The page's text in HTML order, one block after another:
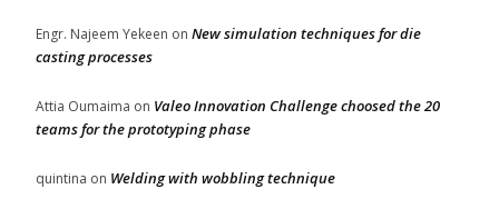
Engr. Najeem Yekeen on New simulation techniques for die
casting processes
Attia Oumaima on Valeo Innovation Challenge choosed the 20
teams for the prototyping phase
quintina on Welding with wobbling technique